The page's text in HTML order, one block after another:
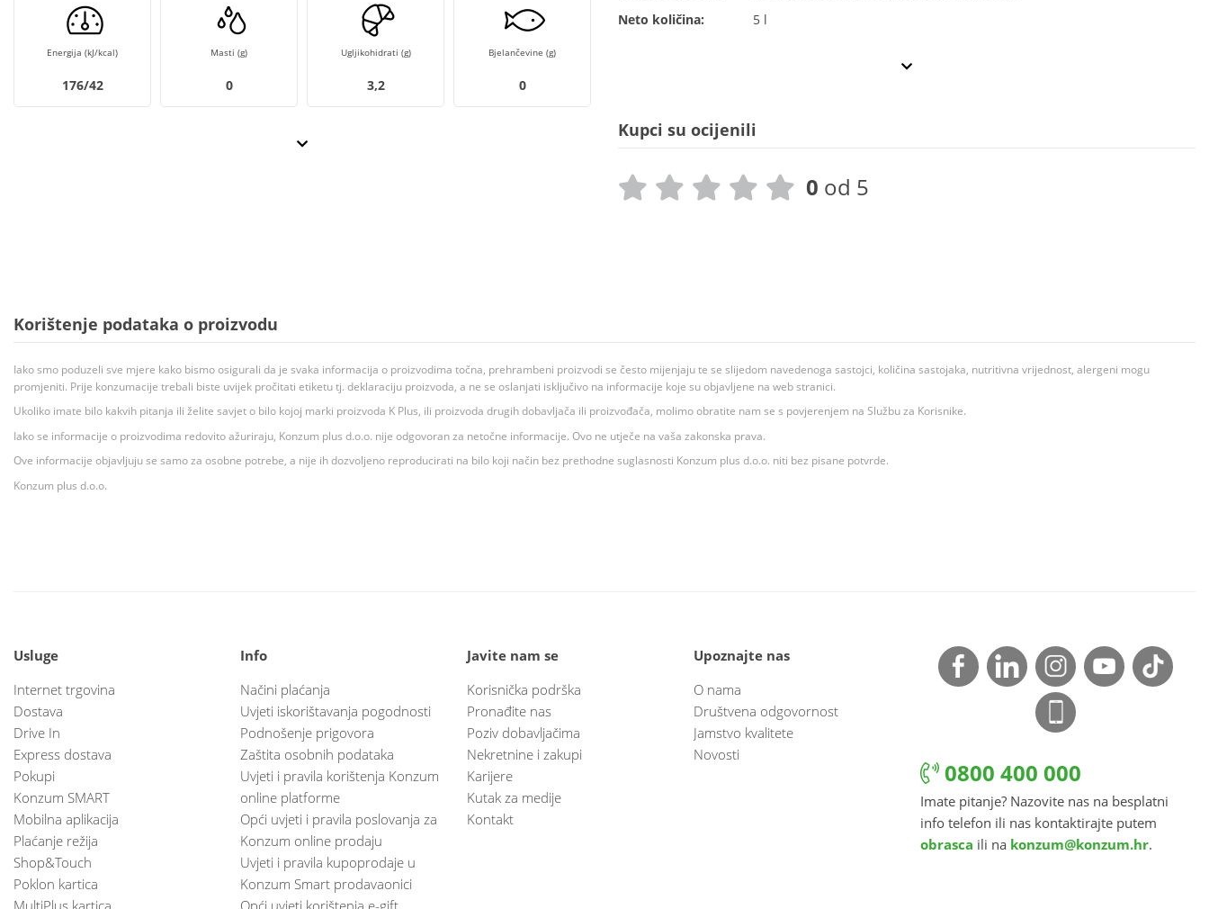
Energija (kJ/kcal)
176/42
Masti (g)
0
Ugljikohidrati (g)
3,2
Bjelančevine (g)
0
Neto količina:
5 l
Kupci su ocijenili
0 od 5
Korištenje podataka o proizvodu
Iako smo poduzeli sve mjere kako bismo osigurali da je svaka informacija o proizvodima točna, prehrambeni proizvodi se često mijenjaju te se slijedom navedenoga sastojci, količina sastojaka, nutritivna vrijednost, alergeni mogu
promjeniti. Prije konzumacije trebali biste uvijek pročitati etiketu tj. deklaraciju proizvoda, a ne se oslanjati isključivo na informacije koje su objavljene na web stranici.
Ukoliko imate bilo kakvih pitanja ili želite savjet o bilo kojoj marki proizvoda K Plus, ili proizvoda drugih dobavljača ili proizvođača, molimo obratite nam se s povjerenjem na Službu za Korisnike.
Iako se informacije o proizvodima redovito ažuriraju, Konzum plus d.o.o. nije odgovoran za netočne informacije. Ovo ne utječe na vaša zakonska prava.
Ove informacije objavljuju se samo za osobne potrebe, a nije ih dozvoljeno reproducirati na bilo koji način bez prethodne suglasnosti Konzum plus d.o.o. niti bez pisane potvrde.
Konzum plus d.o.o.
Usluge
Internet trgovina
Dostava
Drive In
Express dostava
Pokupi
Konzum SMART
Mobilna aplikacija
Plaćanje režija
Shop&Touch
Poklon kartica
MultiPlus kartica
Info
Načini plaćanja
Uvjeti iskorištavanja pogodnosti
Podnošenje prigovora
Zaštita osobnih podataka
Uvjeti i pravila korištenja Konzum
online platforme
Opći uvjeti i pravila poslovanja za
Konzum online prodaju
Uvjeti i pravila kupoprodaje u
Konzum Smart prodavaonici
Opći uvjeti korištenja e-gift
Javite nam se
Korisnička podrška
Pronađite nas
Poziv dobavljačima
Nekretnine i zakupi
Karijere
Kutak za medije
Kontakt
Upoznajte nas
O nama
Društvena odgovornost
Jamstvo kvalitete
Novosti
0800 400 000
Imate pitanje? Nazovite nas na besplatni
info telefon ili nas kontaktirajte putem
obrasca ili na konzum@konzum.hr.